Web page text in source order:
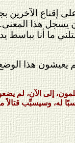
الآخرين
يسجل هذا
ما أنا بباسط
يعيشون هذا
الآن، لم يضعوا
له، وسيسبِّب قتالاً